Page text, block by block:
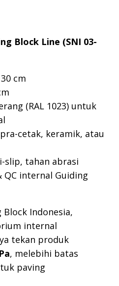
Block Line (SNI 03-
cm
(RAL 1023) untuk
cetak, keramik, atau
slip, tahan abrasi
QC internal Guiding
Indonesia,
internal
tekan produk
, melebihi batas
paving